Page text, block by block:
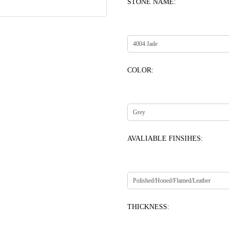
STONE NAME:
COLOR:
AVALIABLE FINSIHES:
THICKNESS: